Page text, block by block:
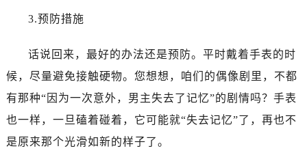
3.预防措施
话说回来，最好的办法还是预防。平时戴着手表的时
候，尽量避免接触硬物。您想想，咱们的偶像剧里，不都
有那种“因为一次意外，男主失去了记忆”的剧情吗？手表
也一样，一旦磕着碰着，它可能就“失去记忆”了，再也不
是原来那个光滑如新的样子了。